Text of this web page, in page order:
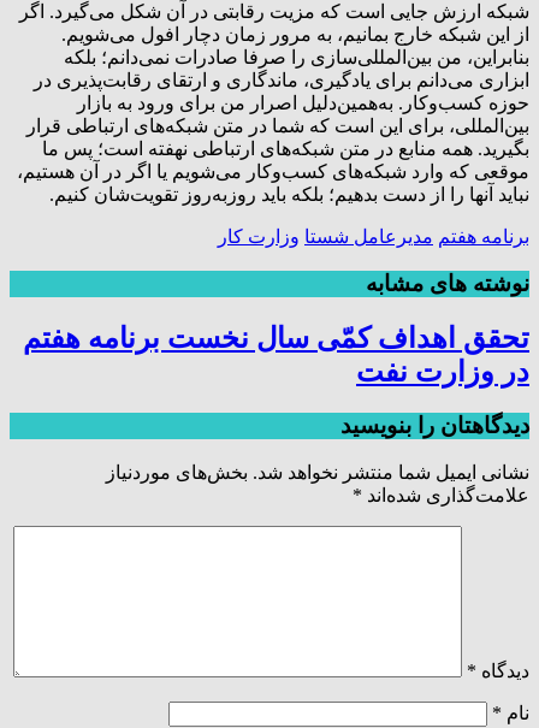
شبکه ارزش جایی است که مزیت رقابتی در آن شکل می‌گیرد. اگر
از این شبکه خارج بمانیم، به مرور زمان دچار افول می‌شویم.
بنابراین، من بین‌المللی‌سازی را صرفا صادرات نمی‌دانم؛ بلکه
ابزاری می‌دانم برای یادگیری، ماندگاری و ارتقای رقابت‌پذیری در
حوزه کسب‌وکار. به‌همین‌دلیل اصرار من برای ورود به بازار
بین‌المللی، برای این است که شما در متن شبکه‌های ارتباطی قرار
بگیرید. همه منابع در متن شبکه‌های ارتباطی نهفته است؛ پس ‌ما
موقعی که وارد شبکه‌های کسب‌وکار می‌شویم یا اگر در آن هستیم،
نباید آنها را از دست بدهیم؛ بلکه باید روزبه‌روز تقویت‌شان کنیم.
برنامه هفتم مدیرعامل شستا وزارت کار
نوشته های مشابه
تحقق اهداف کمّی سال نخست برنامه هفتم
در وزارت نفت
دیدگاهتان را بنویسید
نشانی ایمیل شما منتشر نخواهد شد. بخش‌های موردنیاز
علامت‌گذاری شده‌اند *
دیدگاه *
نام *